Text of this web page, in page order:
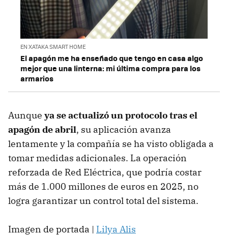
EN XATAKA SMART HOME
El apagón me ha enseñado que tengo en casa algo
mejor que una linterna: mi última compra para los
armarios
Aunque ya se actualizó un protocolo tras el
apagón de abril, su aplicación avanza
lentamente y la compañía se ha visto obligada a
tomar medidas adicionales. La operación
reforzada de Red Eléctrica, que podría costar
más de 1.000 millones de euros en 2025, no
logra garantizar un control total del sistema.
Imagen de portada | Lilya Alis